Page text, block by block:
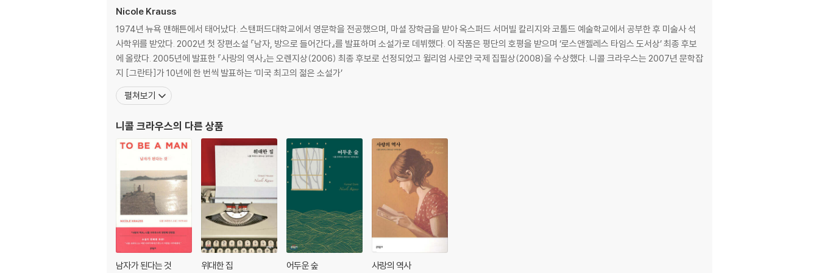
Nicole Krauss
1974년 뉴욕 맨해튼에서 태어났다. 스탠퍼드대학교에서 영문학을 전공했으며, 마셜 장학금을 받아 옥스퍼드 서머빌 칼리지와 코톨드 예술학교에서 공부한 후 미술사 석
사학위를 받았다. 2002년 첫 장편소설 『남자, 방으로 들어간다』를 발표하며 소설가로 데뷔했다. 이 작품은 평단의 호평을 받으며 ‘로스앤젤레스 타임스 도서상’ 최종 후보
에 올랐다. 2005년에 발표한 『사랑의 역사』는 오렌지상(2006) 최종 후보로 선정되었고 윌리엄 사로얀 국제 집필상(2008)을 수상했다. 니콜 크라우스는 2007년 문학잡
지 [그란타]가 10년에 한 번씩 발표하는 ‘미국 최고의 젊은 소설가’
펼쳐보기
니콜 크라우스의 다른 상품
남자가 된다는 것 위대한 집 어두운 숲 사랑의 역사